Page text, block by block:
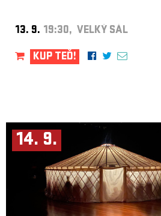
13. 9. 19:30, VELKÝ SÁL
KUP TEĎ!
14. 9.